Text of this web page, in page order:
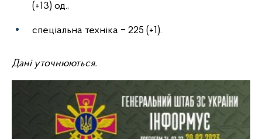
(+13) од.,
спеціальна техніка ‒ 225 (+1).
Дані уточнюються.